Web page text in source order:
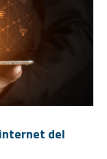
del